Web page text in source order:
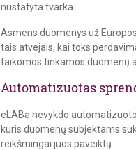
nustatyta tvarka.
Asmens duomenys už
tais atvejais, kai toks
taikomos tinkamos duomenų
Automatizuotas
eLABa nevykdo
kuris duomenų subjektams
reikšmingai juos paveiktų.